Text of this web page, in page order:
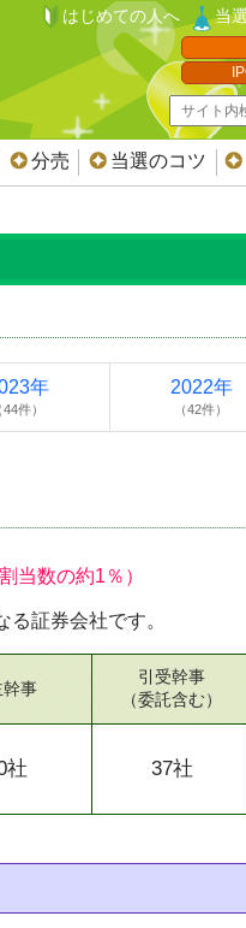
はじめての人へ 当
分売 当選のコツ
年
44件）
2022年
（42件）
当数の約1％）
証券会社です。
幹事
社
引受幹事
（委託含む）
37社